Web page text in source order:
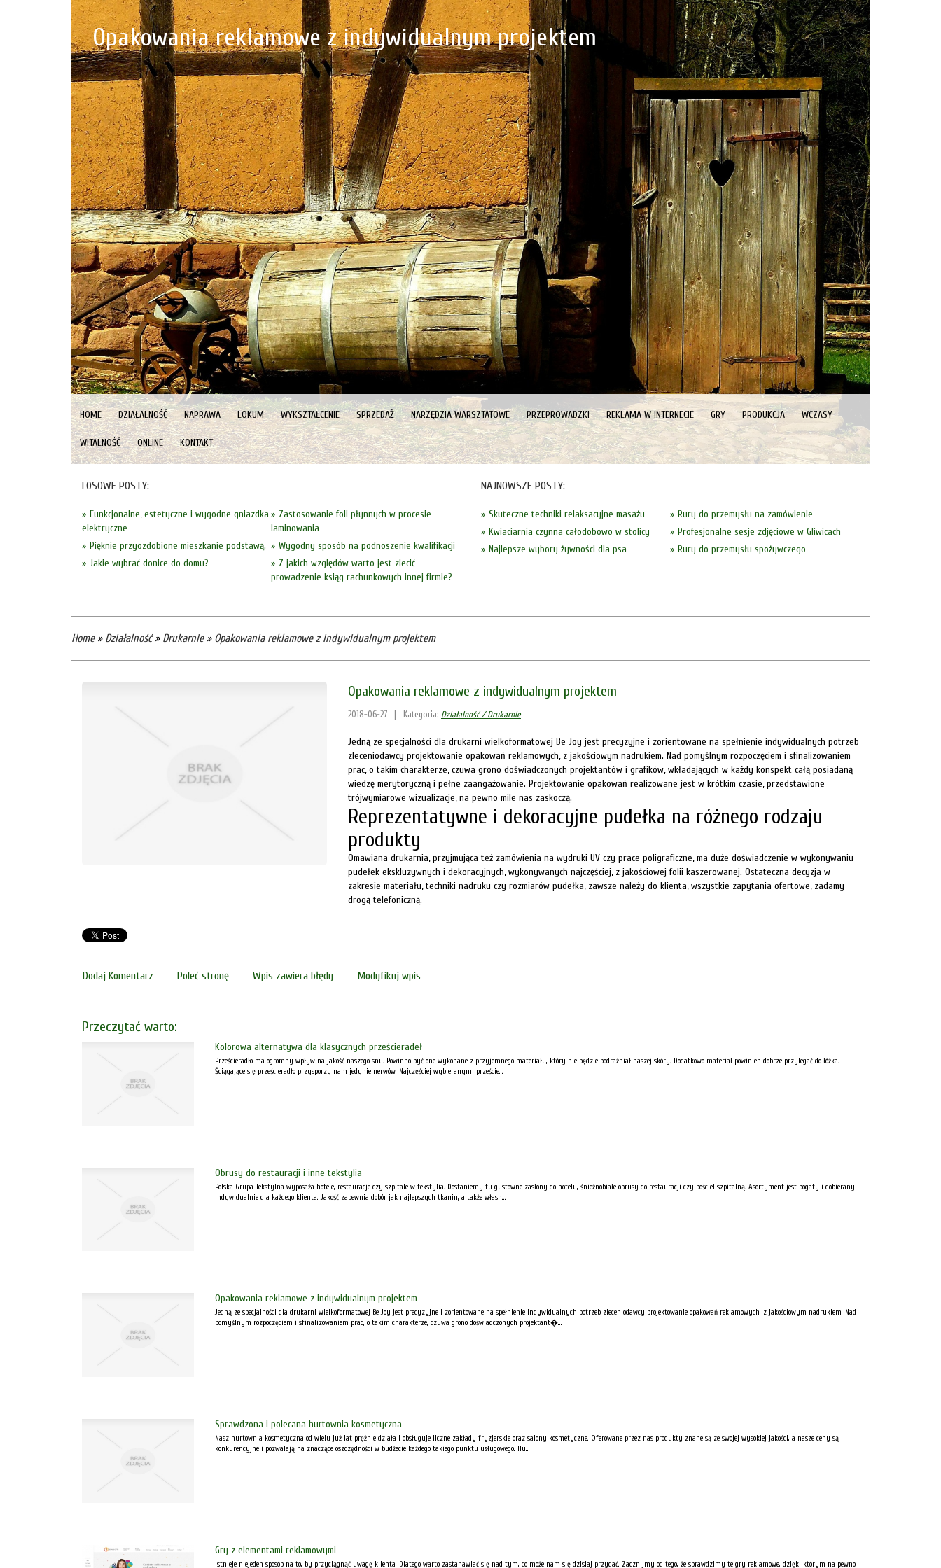
HOME DZIAŁALNOŚĆ NAPRAWA LOKUM WYKSZTAŁCENIE SPRZEDAŻ NARZĘDZIA WARSZTATOWE PRZEPROWADZKI REKLAMA W INTERNECIE GRY PRODUKCJA WCZASY
WITALNOŚĆ ONLINE KONTAKT
Opakowania reklamowe z indywidualnym projektem
LOSOWE POSTY:
Zastosowanie foli płynnych w procesie
laminowania
Funkcjonalne, estetyczne i wygodne gniazdka
elektryczne
Wygodny sposób na podnoszenie kwalifikacji
Pięknie przyozdobione mieszkanie podstawą.
Z jakich względów warto jest zlecić
prowadzenie ksiąg rachunkowych innej firmie?
Jakie wybrać donice do domu?
NAJNOWSZE POSTY:
Rury do przemysłu na zamówienie
Skuteczne techniki relaksacyjne masażu
Profesjonalne sesje zdjęciowe w Gliwicach
Kwiaciarnia czynna całodobowo w stolicy
Rury do przemysłu spożywczego
Najlepsze wybory żywności dla psa
Home» Działalność» Drukarnie» Opakowania reklamowe z indywidualnym projektem
Opakowania reklamowe z indywidualnym projektem
2018-06-27 Kategoria: Działalność / Drukarnie
Jedną ze specjalności dla drukarni wielkoformatowej Be Joy jest precyzyjne i zorientowane na spełnienie indywidualnych potrzeb
zleceniodawcy projektowanie opakowań reklamowych, z jakościowym nadrukiem. Nad pomyślnym rozpoczęciem i sfinalizowaniem
prac, o takim charakterze, czuwa grono doświadczonych projektantów i grafików, wkładających w każdy konspekt całą posiadaną
wiedzę merytoryczną i pełne zaangażowanie. Projektowanie opakowań realizowane jest w krótkim czasie, przedstawione
trójwymiarowe wizualizacje, na pewno mile nas zaskoczą.
Reprezentatywne i dekoracyjne pudełka na różnego rodzaju
produkty
Omawiana drukarnia, przyjmująca też zamówienia na wydruki UV czy prace poligraficzne, ma duże doświadczenie w wykonywaniu
pudełek ekskluzywnych i dekoracyjnych, wykonywanych najczęściej, z jakościowej folii kaszerowanej. Ostateczna decyzja w
zakresie materiału, techniki nadruku czy rozmiarów pudełka, zawsze należy do klienta, wszystkie zapytania ofertowe, zadamy
drogą telefoniczną.
Dodaj Komentarz Poleć stronę Wpis zawiera błędy Modyfikuj wpis
Przeczytać warto:
Kolorowa alternatywa dla klasycznych prześcieradeł
Prześcieradło ma ogromny wpływ na jakość naszego snu. Powinno być one wykonane z przyjemnego materiału, który nie będzie podrażniał naszej skóry. Dodatkowo materiał powinien dobrze przylegać do łóżka.
Ściągające się prześcieradło przysporzy nam jedynie nerwów. Najczęściej wybieranymi przeście...
Obrusy do restauracji i inne tekstylia
Polska Grupa Tekstylna wyposaża hotele, restauracje czy szpitale w tekstylia. Dostaniemy tu gustowne zasłony do hotelu, śnieżnobiałe obrusy do restauracji czy pościel szpitalną. Asortyment jest bogaty i dobierany
indywidualnie dla każdego klienta. Jakość zapewnia dobór jak najlepszych tkanin, a także własn...
Opakowania reklamowe z indywidualnym projektem
Jedną ze specjalności dla drukarni wielkoformatowej Be Joy jest precyzyjne i zorientowane na spełnienie indywidualnych potrzeb zleceniodawcy projektowanie opakowań reklamowych, z jakościowym nadrukiem. Nad
pomyślnym rozpoczęciem i sfinalizowaniem prac, o takim charakterze, czuwa grono doświadczonych projektant�...
Sprawdzona i polecana hurtownia kosmetyczna
Nasz hurtownia kosmetyczna od wielu już lat prężnie działa i obsługuje liczne zakłady fryzjerskie oraz salony kosmetyczne. Oferowane przez nas produkty znane są ze swojej wysokiej jakości, a nasze ceny są
konkurencyjne i pozwalają na znaczące oszczędności w budżecie każdego takiego punktu usługowego. Hu...
Gry z elementami reklamowymi
Istnieje niejeden sposób na to, by przyciągnąć uwagę klienta. Dlatego warto zastanawiać się nad tym, co może nam się dzisiaj przydać. Zacznijmy od tego, że sprawdzimy te gry reklamowe, dzięki którym na pewno